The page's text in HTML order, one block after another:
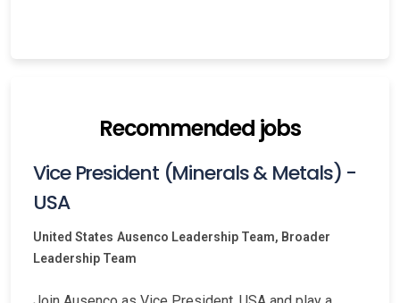
Recommended jobs
Vice President (Minerals & Metals) -
USA
United States Ausenco Leadership Team, Broader
Leadership Team